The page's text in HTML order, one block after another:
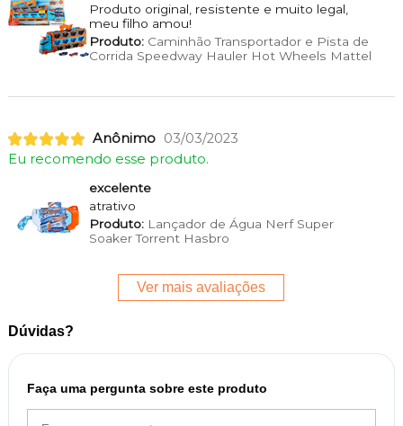
Produto original, resistente e muito legal,
meu filho amou!
Produto:Caminhão Transportador e Pista de
Corrida Speedway Hauler Hot Wheels Mattel
Anônimo 03/03/2023
Eu recomendo esse produto.
excelente
atrativo
Produto:Lançador de Água Nerf Super
Soaker Torrent Hasbro
Ver mais avaliações
Dúvidas?
Faça uma pergunta sobre este produto